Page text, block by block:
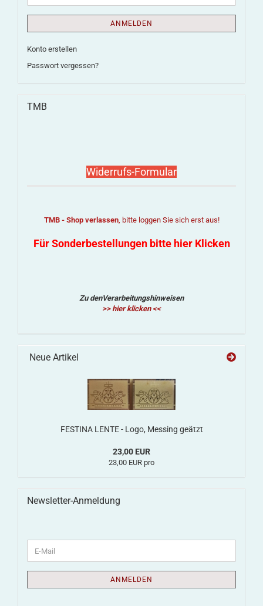
ANMELDEN
Konto erstellen
Passwort vergessen?
TMB
Widerrufs-Formular
TMB - Shop verlassen, bitte loggen Sie sich erst aus!
Für Sonderbestellungen bitte hier Klicken
Zu denVerarbeitungshinweisen
>> hier klicken <<
Neue Artikel
FESTINA LENTE - Logo, Messing geätzt
23,00 EUR
23,00 EUR pro
Newsletter-Anmeldung
ANMELDEN